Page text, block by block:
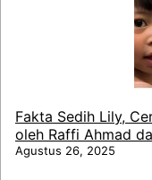
Fakta Sedih Lily,
oleh Raffi Ahmad
Agustus 26, 2025